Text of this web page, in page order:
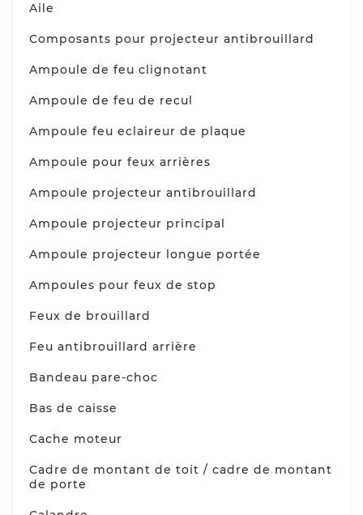
Aile
Composants pour projecteur antibrouillard
Ampoule de feu clignotant
Ampoule de feu de recul
Ampoule feu eclaireur de plaque
Ampoule pour feux arrières
Ampoule projecteur antibrouillard
Ampoule projecteur principal
Ampoule projecteur longue portée
Ampoules pour feux de stop
Feux de brouillard
Feu antibrouillard arrière
Bandeau pare-choc
Bas de caisse
Cache moteur
Cadre de montant de toit / cadre de montant
de porte